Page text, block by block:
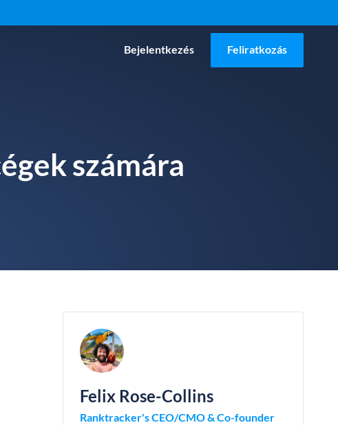
Bejelentkezés Feliratkozás
számára
Felix Rose-Collins
Ranktracker's CEO/CMO & Co-founder